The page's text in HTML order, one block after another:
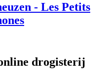
- Les Petits
drogisterij